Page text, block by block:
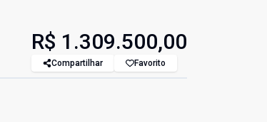
R$ 1.309.500,00
Compartilhar Favorito